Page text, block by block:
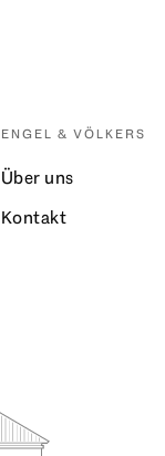
ENGEL & VÖLKERS
Über uns
Kontakt